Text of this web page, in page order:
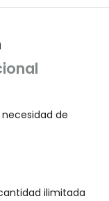
de
ilimitada